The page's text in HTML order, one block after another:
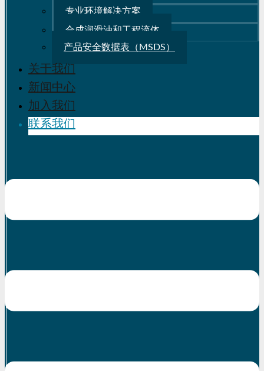
专业环境解决方案
合成润滑油和工程流体
产品安全数据表（MSDS）
关于我们
新闻中心
加入我们
联系我们